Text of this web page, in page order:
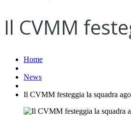
Il CVMM
Home
News
Il CVMM festeggia la squadra